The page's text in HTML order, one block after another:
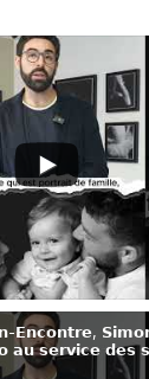
𝗘𝗻𝗰𝗼𝗻𝘁𝗿𝗲,
𝗮𝘂 𝘀𝗲𝗿𝘃𝗶𝗰𝗲 𝗱𝗲𝘀